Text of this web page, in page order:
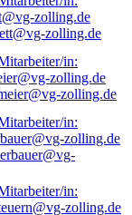
zolling.de
zolling.de